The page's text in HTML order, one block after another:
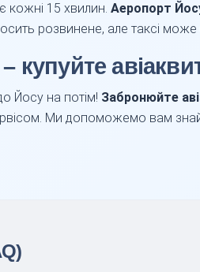
кожні 15 хвилин. Аеропорт
розвинене, але таксі
купуйте
Йосу на потім! Забронюйте
Ми допоможемо вам